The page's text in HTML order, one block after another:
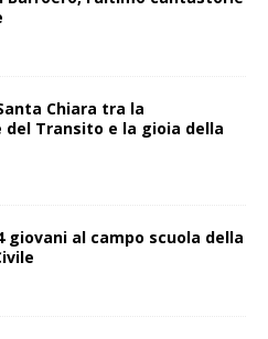
Chiara tra la
Transito e la gioia della
giovani al campo scuola della